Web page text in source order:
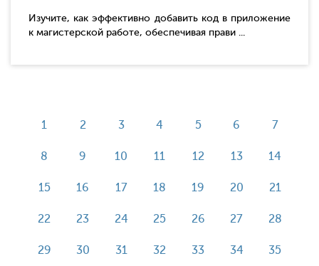
Изучите, как эффективно добавить код в приложение
к магистерской работе, обеспечивая прави ...
1 2 3 4 5 6 7
8 9 10 11 12 13 14
15 16 17 18 19 20 21
22 23 24 25 26 27 28
29 30 31 32 33 34 35